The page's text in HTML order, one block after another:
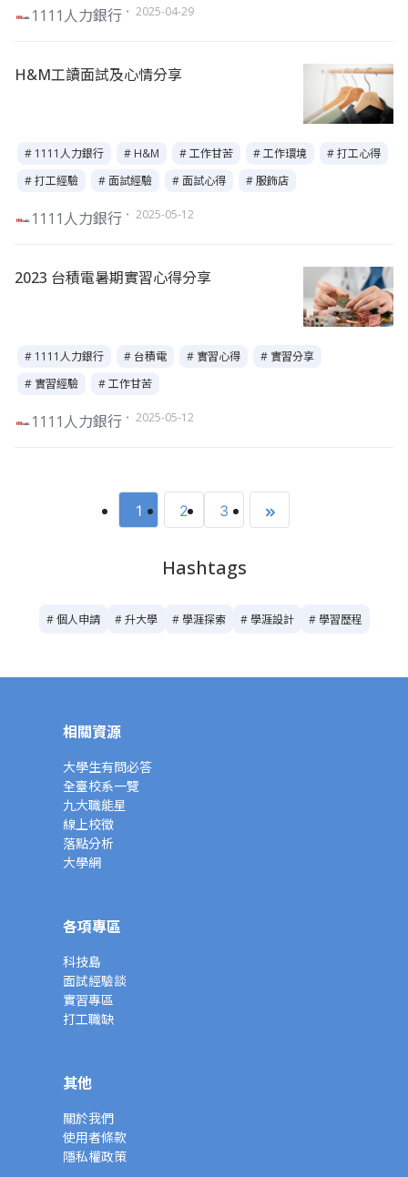
1111人力銀行 ・ 2025-04-29
H&M工讀面試及心情分享
# 1111人力銀行 # H&M # 工作甘苦 # 工作環境
# 打工心得
# 打工經驗
# 面試經驗 # 面試心得 # 服飾店
1111人力銀行 ・ 2025-05-12
2023 台積電暑期實習心得分享
# 1111人力銀行 # 台積電 # 實習心得
# 實習分享
# 實習經驗
# 工作甘苦
1111人力銀行 ・ 2025-05-12
1 2 3
Hashtags
# 個人申請 # 升大學 # 學涯探索 # 學涯設計 # 學習歷程
相關資源
大學生有問必答
全臺校系一覽
九大職能星
線上校徵
落點分析
大學網
各項專區
科技島
面試經驗談
實習專區
打工職缺
其他
關於我們
使用者條款
隱私權政策